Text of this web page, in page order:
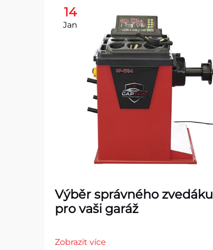
14
Jan
Výběr správného zvedáku
pro vaši garáž
Zobrazit více